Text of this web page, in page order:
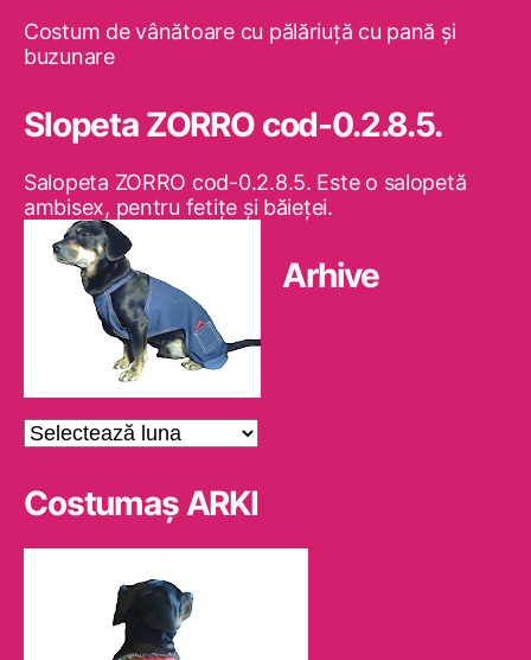
Costum de vânătoare cu pălăriuţă cu pană şi
buzunare
Slopeta ZORRO cod-0.2.8.5.
Salopeta ZORRO cod-0.2.8.5. Este o salopetă
ambisex, pentru fetiţe şi băieţei.
Arhive
Arhive
Costumaş ARKI